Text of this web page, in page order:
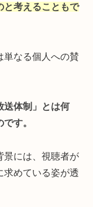
と考えることもで
単なる個人への賛
送体制」とは何
す。
景には、視聴者が
求めている姿が透